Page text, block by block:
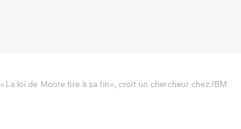
«La loi de Moore tire à sa fin», croit un chercheur chez IBM